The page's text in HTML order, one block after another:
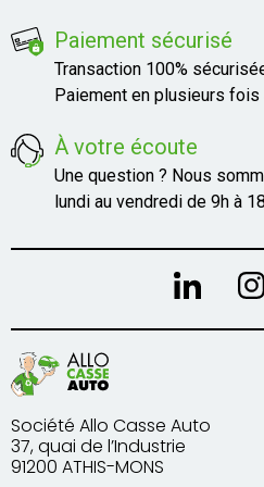
Paiement sécurisé
Transaction 100%
Paiement en plusieurs fois
À votre écoute
Une question ? Nous
lundi au vendredi de 9h à
Société Allo Casse Auto
37, quai de l’Industrie
91200 ATHIS-MONS